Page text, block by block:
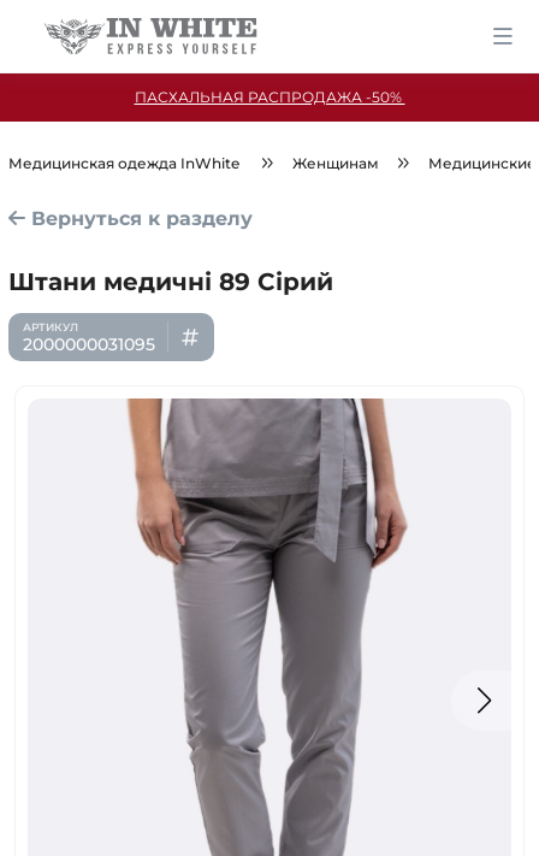
ПАСХАЛЬНАЯ РАСПРОДАЖА -50%
Медицинская одежда InWhite Женщинам
Вернуться к разделу
Штани медичні 89 Сірий
2000000031095